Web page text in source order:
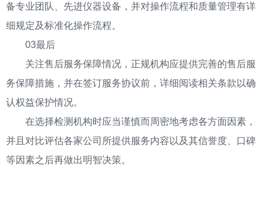
备专业团队、先进仪器设备，并对操作流程和质量管理有详
细规定及标准化操作流程。
03最后
关注售后服务保障情况，正规机构应提供完善的售后服
务保障措施，并在签订服务协议前，详细阅读相关条款以确
认权益保护情况。
在选择检测机构时应当谨慎而周密地考虑各方面因素，
并且对比评估各家公司所提供服务内容以及其信誉度、口碑
等因素之后再做出明智决策。